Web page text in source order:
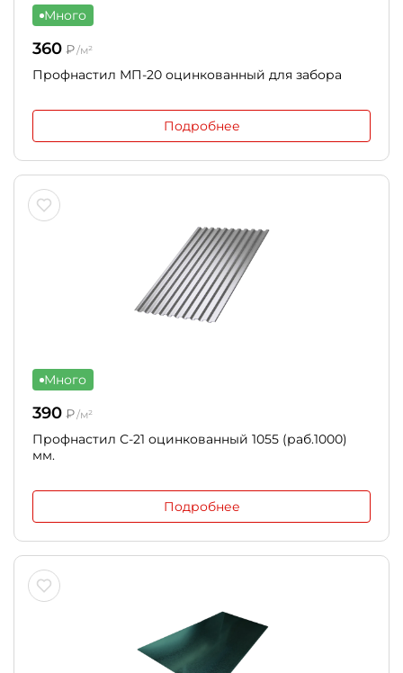
Много
360 ₽/м²
Профнастил МП-20 оцинкованный для забора
Подробнее
Много
390 ₽/м²
Профнастил С-21 оцинкованный 1055 (раб.1000)
мм.
Подробнее